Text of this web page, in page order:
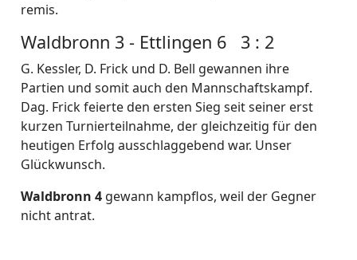
remis.
Waldbronn 3 - Ettlingen 6 3 : 2
G. Kessler, D. Frick und D. Bell gewannen ihre
Partien und somit auch den Mannschaftskampf.
Dag. Frick feierte den ersten Sieg seit seiner erst
kurzen Turnierteilnahme, der gleichzeitig für den
heutigen Erfolg ausschlaggebend war. Unser
Glückwunsch.
Waldbronn 4 gewann kampflos, weil der Gegner
nicht antrat.